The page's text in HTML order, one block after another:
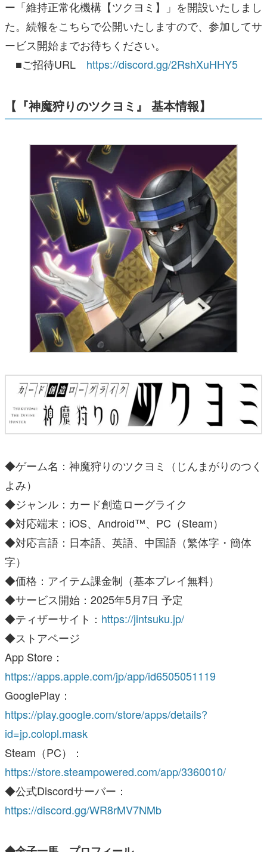
ー「維持正常化機構【ツクヨミ】」を開設いたしまし
た。続報をこちらで公開いたしますので、参加してサ
ービス開始までお待ちください。
■ご招待URL https://discord.gg/2RshXuHHY5
【『神魔狩りのツクヨミ』 基本情報】
◆ゲーム名：神魔狩りのツクヨミ（じんまがりのつく
よみ）
◆ジャンル：カード創造ローグライク
◆対応端末：iOS、Android™、PC（Steam）
◆対応言語：日本語、英語、中国語（繁体字・簡体
字）
◆価格：アイテム課金制（基本プレイ無料）
◆サービス開始：2025年5月7日 予定
◆ティザーサイト： https://jintsuku.jp/
◆ストアページ
App Store：
https://apps.apple.com/jp/app/id6505051119
GooglePlay：
https://play.google.com/store/apps/details?
id=jp.colopl.mask
Steam（PC）：
https://store.steampowered.com/app/3360010/
◆公式Discordサーバー：
https://discord.gg/WR8rMV7NMb